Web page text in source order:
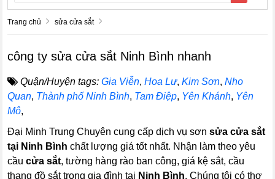
Trang chủ sửa cửa sắt
công ty sửa cửa sắt Ninh Bình nhanh
Quận/Huyện tags: Gia Viễn,Hoa Lư,Kim Sơn,Nho
Quan, Thành phố Ninh Bình, Tam Điệp, Yên Khánh, Yên
Mô,
Đại Minh Trung Chuyên cung cấp dịch vụ sơn sửa cửa sắt
tại Ninh Bình chất lượng giá tốt nhất. Nhận làm theo yêu
cầucửa sắt, tường hàng rào ban công, giá kệ sắt, cầu
thang đồ sắt trong gia đình tại Ninh Bình. Chúng tôi có thợ